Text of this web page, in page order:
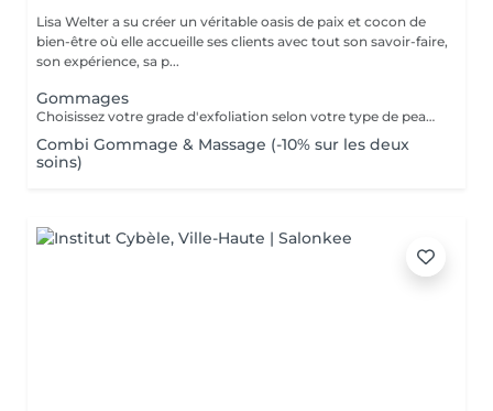
Lisa Welter a su créer un véritable oasis de paix et cocon de
bien-être où elle accueille ses clients avec tout son savoir-faire,
son expérience, sa p...
Gommages
Choisissez votre grade d'exfoliation selon votre type de peau (crème, sel, sucre)
Combi Gommage & Massage (-10% sur les deux
soins)